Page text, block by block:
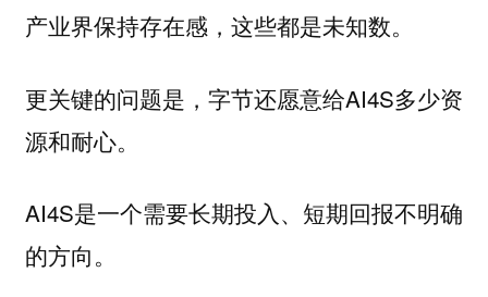
产业界保持存在感，这些都是未知数。
更关键的问题是，字节还愿意给AI4S多少资
源和耐心。
AI4S是一个需要长期投入、短期回报不明确
的方向。